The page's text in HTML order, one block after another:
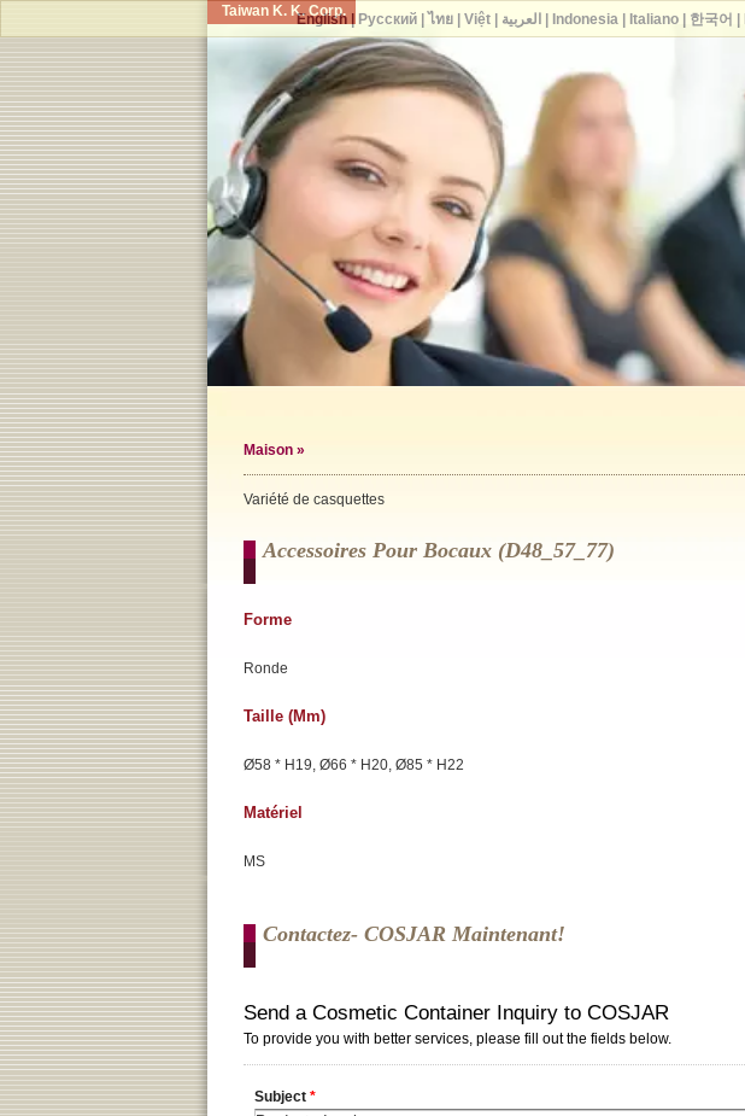
Taiwan K. K. Corp.
Maison »
Variété de casquettes
Accessoires Pour Bocaux (d48_57_77)
Forme
Ronde
Taille (mm)
Ø58 * H19, Ø66 * H20, Ø85 * H22
Matériel
MS
Contactez- COSJAR Maintenant!
English| Русский| ไทย| Việt| العربية Indonesia| Italiano| 한국어